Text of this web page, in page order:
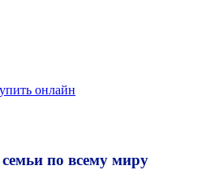
онлайн
по всему миру